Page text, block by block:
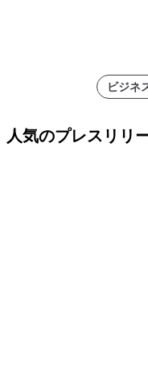
ビジネ
人気のプレスリリ